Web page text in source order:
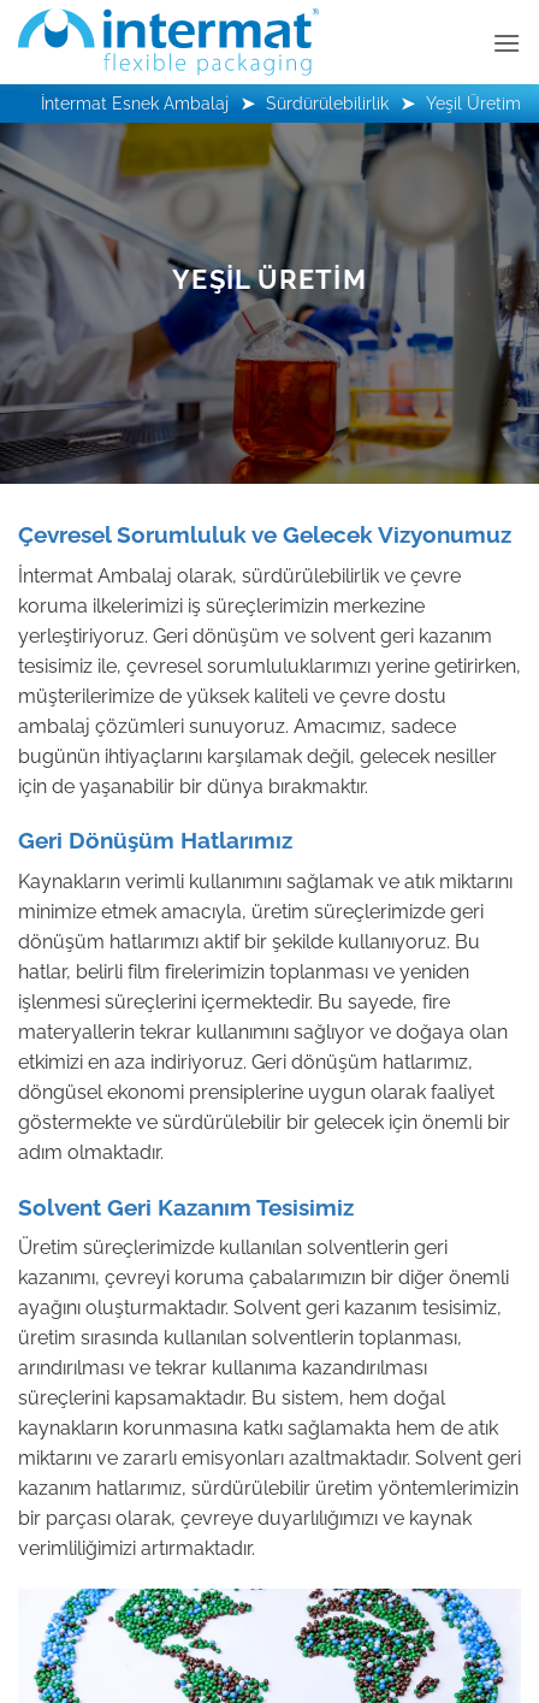
İçeriğe
atla
İntermat Esnek Ambalaj Sürdürülebilirlik Yeşil Üretim
YEŞIL ÜRETIM
Çevresel Sorumluluk ve Gelecek Vizyonumuz
İntermat Ambalaj olarak, sürdürülebilirlik ve çevre
koruma ilkelerimizi iş süreçlerimizin merkezine
yerleştiriyoruz. Geri dönüşüm ve solvent geri kazanım
tesisimiz ile, çevresel sorumluluklarımızı yerine getirirken,
müşterilerimize de yüksek kaliteli ve çevre dostu
ambalaj çözümleri sunuyoruz. Amacımız, sadece
bugünün ihtiyaçlarını karşılamak değil, gelecek nesiller
için de yaşanabilir bir dünya bırakmaktır.
Geri Dönüşüm Hatlarımız
Kaynakların verimli kullanımını sağlamak ve atık miktarını
minimize etmek amacıyla, üretim süreçlerimizde geri
dönüşüm hatlarımızı aktif bir şekilde kullanıyoruz. Bu
hatlar, belirli film firelerimizin toplanması ve yeniden
işlenmesi süreçlerini içermektedir. Bu sayede, fire
materyallerin tekrar kullanımını sağlıyor ve doğaya olan
etkimizi en aza indiriyoruz. Geri dönüşüm hatlarımız,
döngüsel ekonomi prensiplerine uygun olarak faaliyet
göstermekte ve sürdürülebilir bir gelecek için önemli bir
adım olmaktadır.
Solvent Geri Kazanım Tesisimiz
Üretim süreçlerimizde kullanılan solventlerin geri
kazanımı, çevreyi koruma çabalarımızın bir diğer önemli
ayağını oluşturmaktadır. Solvent geri kazanım tesisimiz,
üretim sırasında kullanılan solventlerin toplanması,
arındırılması ve tekrar kullanıma kazandırılması
süreçlerini kapsamaktadır. Bu sistem, hem doğal
kaynakların korunmasına katkı sağlamakta hem de atık
miktarını ve zararlı emisyonları azaltmaktadır. Solvent geri
kazanım hatlarımız, sürdürülebilir üretim yöntemlerimizin
bir parçası olarak, çevreye duyarlılığımızı ve kaynak
verimliliğimizi artırmaktadır.